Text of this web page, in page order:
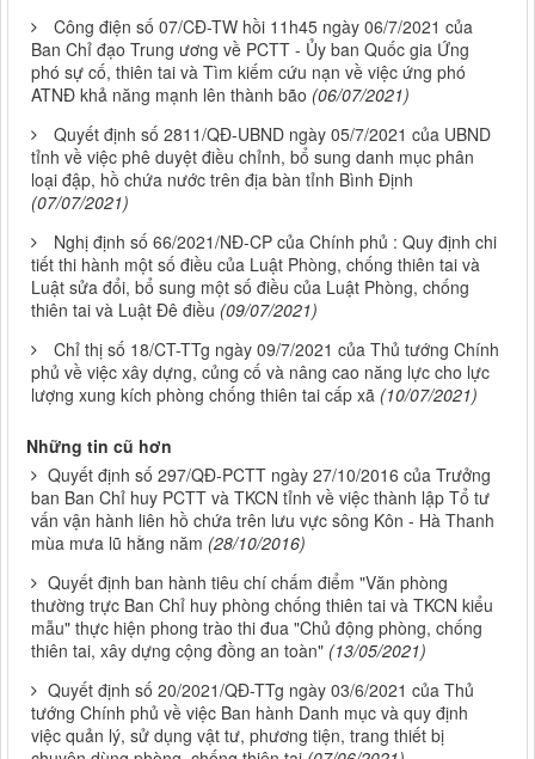
Công điện số 07/CĐ-TW hồi 11h45 ngày 06/7/2021 của
Ban Chỉ đạo Trung ương về PCTT - Ủy ban Quốc gia Ứng
phó sự cố, thiên tai và Tìm kiếm cứu nạn về việc ứng phó
ATNĐ khả năng mạnh lên thành bão (06/07/2021)
Quyết định số 2811/QĐ-UBND ngày 05/7/2021 của UBND
tỉnh về việc phê duyệt điều chỉnh, bổ sung danh mục phân
loại đập, hồ chứa nước trên địa bàn tỉnh Bình Định
(07/07/2021)
Nghị định số 66/2021/NĐ-CP của Chính phủ : Quy định chi
tiết thi hành một số điều của Luật Phòng, chống thiên tai và
Luật sửa đổi, bổ sung một số điều của Luật Phòng, chống
thiên tai và Luật Đê điều (09/07/2021)
Chỉ thị số 18/CT-TTg ngày 09/7/2021 của Thủ tướng Chính
phủ về việc xây dựng, củng cố và nâng cao năng lực cho lực
lượng xung kích phòng chống thiên tai cấp xã (10/07/2021)
Những tin cũ hơn
Quyết định số 297/QĐ-PCTT ngày 27/10/2016 của Trưởng
ban Ban Chỉ huy PCTT và TKCN tỉnh về việc thành lập Tổ tư
vấn vận hành liên hồ chứa trên lưu vực sông Kôn - Hà Thanh
mùa mưa lũ hằng năm (28/10/2016)
Quyết định ban hành tiêu chí chấm điểm "Văn phòng
thường trực Ban Chỉ huy phòng chống thiên tai và TKCN kiểu
mẫu" thực hiện phong trào thi đua "Chủ động phòng, chống
thiên tai, xây dựng cộng đồng an toàn" (13/05/2021)
Quyết định số 20/2021/QĐ-TTg ngày 03/6/2021 của Thủ
tướng Chính phủ về việc Ban hành Danh mục và quy định
việc quản lý, sử dụng vật tư, phương tiện, trang thiết bị